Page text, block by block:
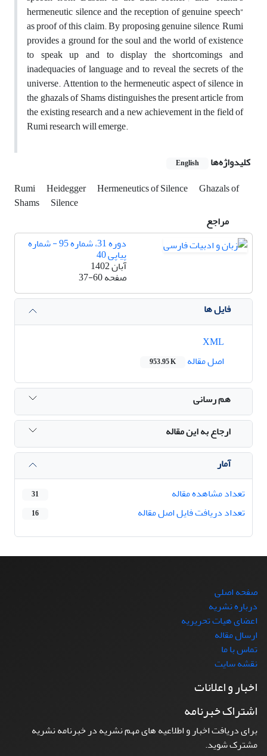
hermeneutic silence and the reception of genuine speech”
as proof of this claim. By proposing genuine silence, Rumi
provides a ground for the soul and the world of existence
to speak up and to display the shortcomings and
inadequacies of language and to reveal the secrets of the
universe. Attention to the hermeneutic aspect of silence in
the ghazals of Shams distinguishes the present article from
the existing research and a new achievement in the field of
Rumi research will emerge.
کلیدواژه‌ها
English
Rumi Heidegger Hermeneutics of Silence
Ghazals of
Shams
Silence
مراجع
دوره 31، شماره 95 - شماره
پیاپی 40
آبان 1402
صفحه37-60
فایل ها
اصل مقاله
953.95 K
هم رسانی
ارجاع به این مقاله
آمار
تعداد مشاهده مقاله
31
تعداد دریافت فایل اصل مقاله 16
صفحه اصلی
درباره نشریه
اعضای هیات تحریریه
ارسال مقاله
تماس با ما
نقشه سایت
اخبار و اعلانات
اشتراک خبرنامه
برای دریافت اخبار و اطلاعیه های مهم نشریه در خبرنامه نشریه
مشترک شوید.